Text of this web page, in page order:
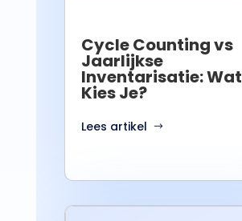
Cycle Counting vs
Jaarlijkse
Inventarisatie: Wat
Kies Je?
Lees artikel